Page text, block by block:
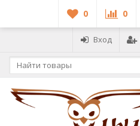
0 0
Вход